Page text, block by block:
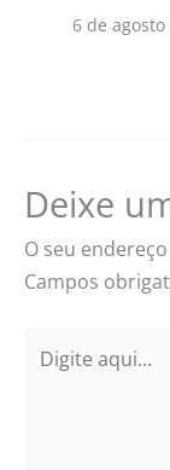
6 de
Deixe
O seu
Campos
aqui...